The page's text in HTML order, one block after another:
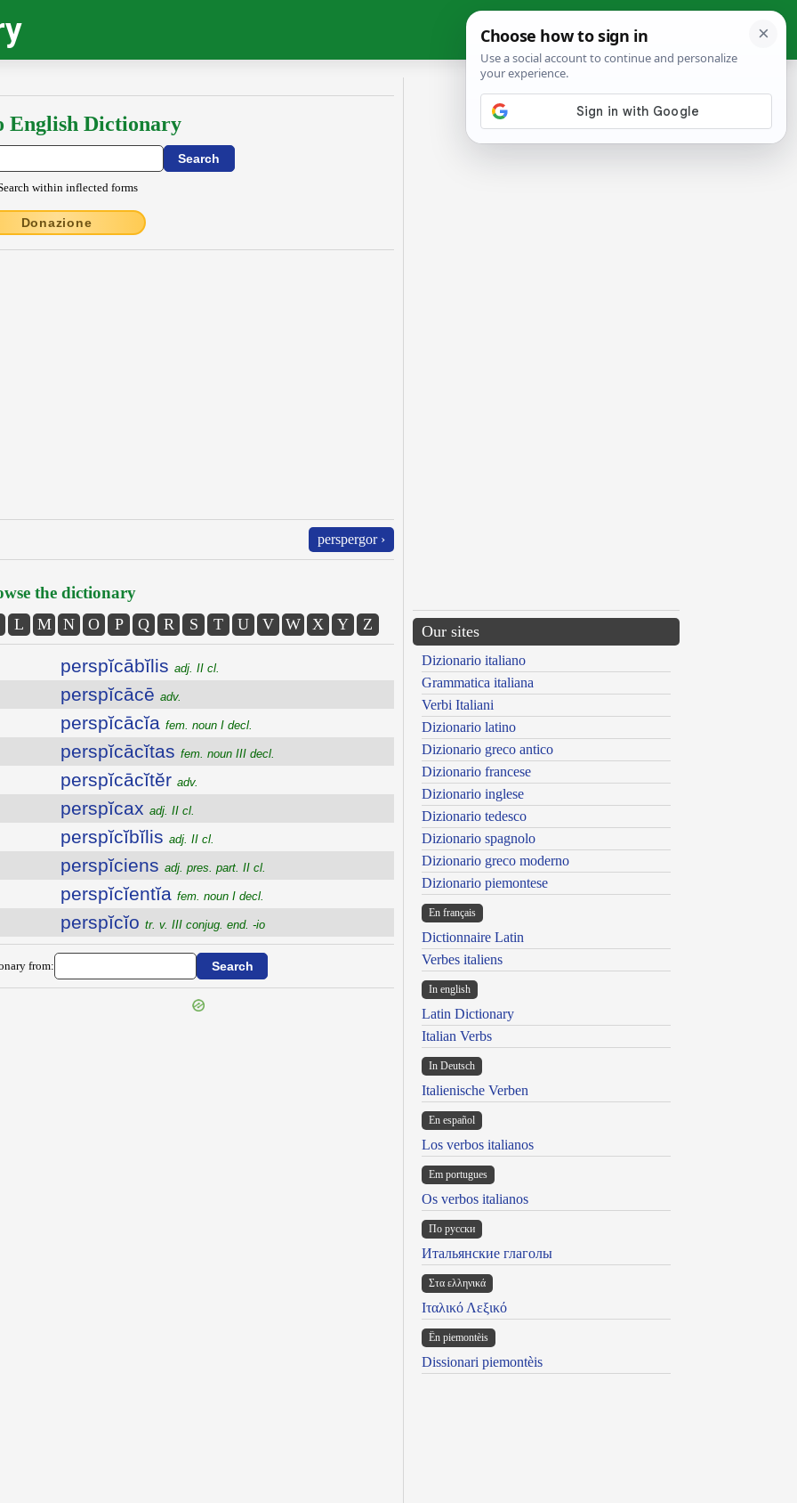
English Dictionary
within inflected forms
Donazione
perspergor ›
the dictionary
L M N O P Q R S T U V W X Y Z
perspĭcābĭlis adj. II cl.
perspĭcācē adv.
perspĭcācĭa fem. noun I decl.
perspĭcācĭtas fem. noun III decl.
perspĭcācĭtĕr adv.
perspĭcax adj. II cl.
perspĭcĭbĭlis adj. II cl.
perspĭciens adj. pres. part. II cl.
perspĭcĭentĭa fem. noun I decl.
perspĭcĭo tr. v. III conjug. end. -io
from:
Our sites
Dizionario italiano
Grammatica italiana
Verbi Italiani
Dizionario latino
Dizionario greco antico
Dizionario francese
Dizionario inglese
Dizionario tedesco
Dizionario spagnolo
Dizionario greco moderno
Dizionario piemontese
En français
Dictionnaire Latin
Verbes italiens
In english
Latin Dictionary
Italian Verbs
In Deutsch
Italienische Verben
En español
Los verbos italianos
Em portugues
Os verbos italianos
По русски
Итальянские глаголы
Στα ελληνικά
Ιταλικό Λεξικό
Ën piemontèis
Dissionari piemontèis